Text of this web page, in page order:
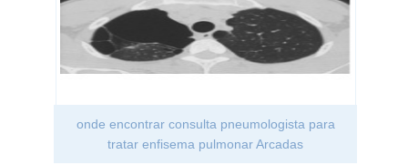
onde encontrar consulta pneumologista para
tratar enfisema pulmonar Arcadas